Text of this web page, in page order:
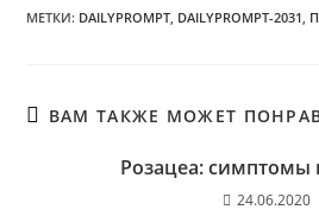
МЕТКИ: DAILYPROMPT, DAILYPROMPT-2031,
ВАМ ТАКЖЕ МОЖЕТ
Розацеа: симптомы
24.06.2020